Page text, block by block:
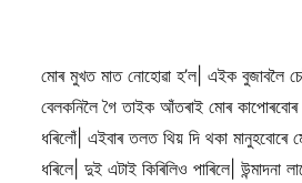
মোৰ মুখত মাত নোহোৱা হ’ল| এইক বুজাবলৈ
বেলকনিলৈ গৈ তাইক আঁতৰাই মোৰ
ধৰিলোঁ| এইবাৰ তলত থিয় দি থকা মানুহবোৰে
ধৰিলে| দুই এটাই কিৰিলিও পাৰিলে| উন্মাদনা